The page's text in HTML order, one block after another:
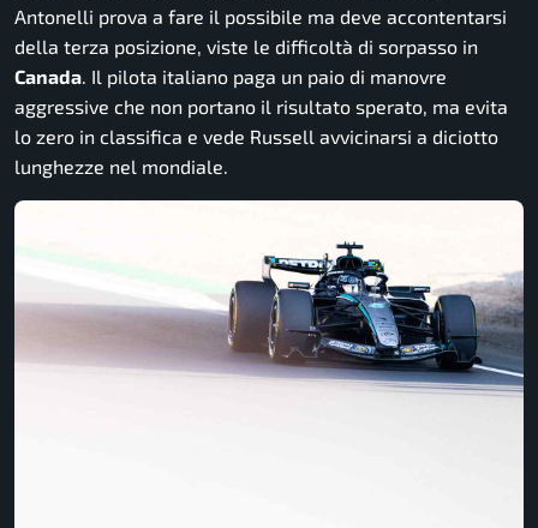
Antonelli prova a fare il possibile ma deve accontentarsi
della terza posizione, viste le difficoltà di sorpasso in
Canada. Il pilota italiano paga un paio di manovre
aggressive che non portano il risultato sperato, ma evita
lo zero in classifica e vede Russell avvicinarsi a diciotto
lunghezze nel mondiale.